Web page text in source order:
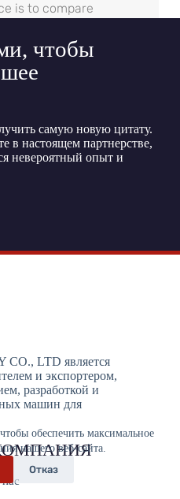
обеспечить максимальное
нашего веб-сайта.
Отказ
is to compare
чтобы
самую новую цитату.
в настоящем партнерстве,
невероятный опыт и
LTD является
и экспортером,
разработкой и
машин для